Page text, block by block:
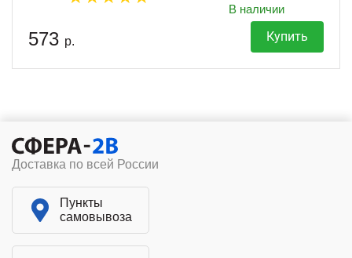
В наличии
573 р. Купить
Доставка по всей России
Пункты
самовывоза